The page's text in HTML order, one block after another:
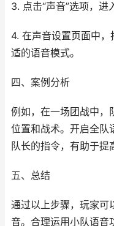
3. 点击“声音”选项，进
4. 在声音设置页面中，
适的语音模式。
四、案例分析
例如，在一场团战中，
位置和战术。开启全队
队长的指令，有助于提
五、总结
通过以上步骤，玩家可
音。合理运用小队语音